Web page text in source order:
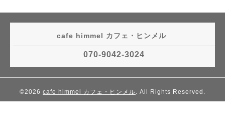
cafe himmel カフェ・ヒンメル
070-9042-3024
©2026 cafe himmel カフェ・ヒンメル. All Rights Reserved.